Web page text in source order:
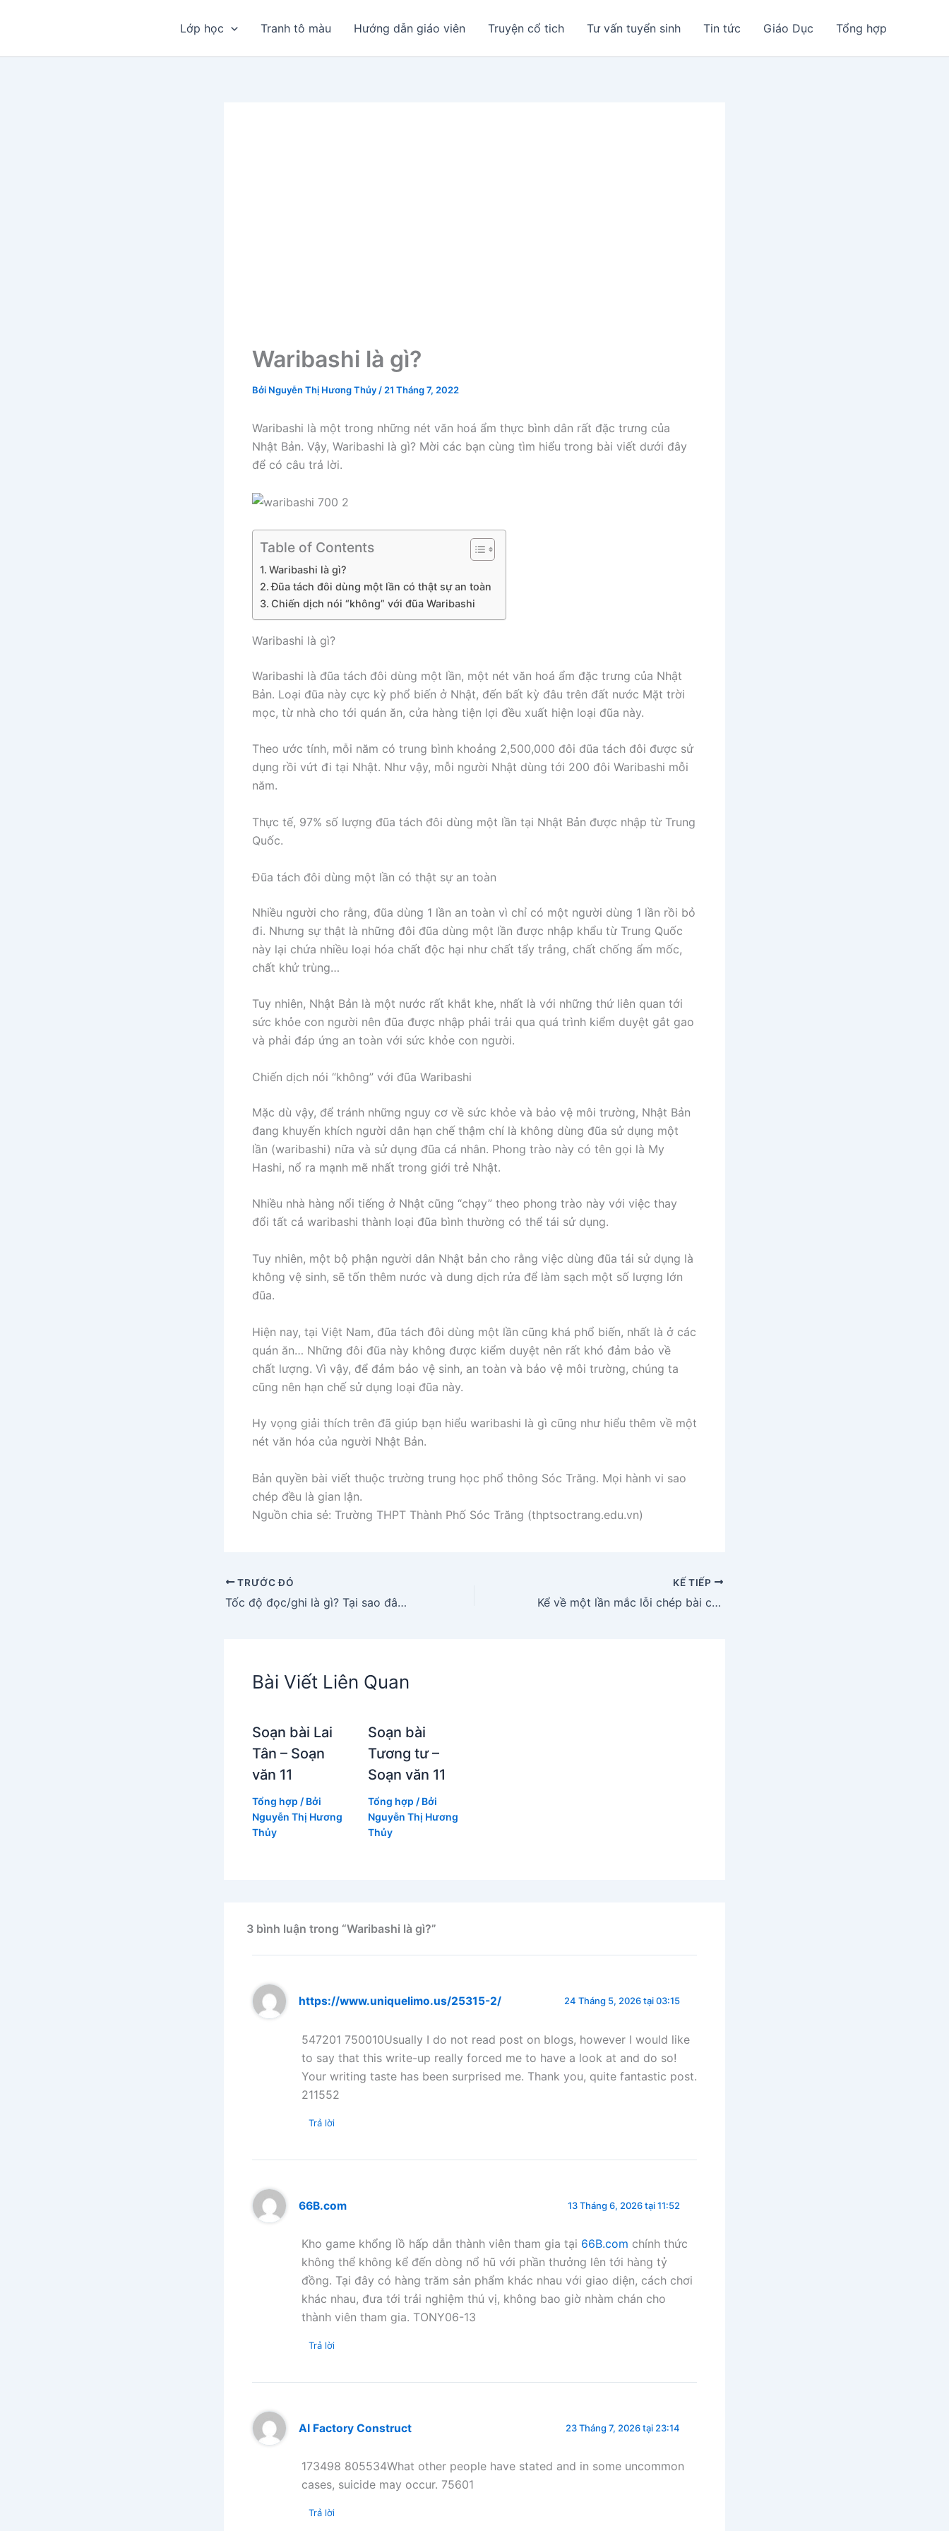
Lớp học Tranh tô màu Hướng dẫn giáo viên Truyện cổ tich Tư vấn tuyển sinh Tin tức Giáo Dục Tổng hợp
Waribashi là gì?
Bởi Nguyễn Thị Hương Thủy / 21 Tháng 7, 2022
Waribashi là một trong những nét văn hoá ẩm thực bình dân rất đặc trưng của
Nhật Bản. Vậy, Waribashi là gì? Mời các bạn cùng tìm hiểu trong bài viết dưới đây
để có câu trả lời.
Table of Contents
Waribashi là gì?
Đũa tách đôi dùng một lần có thật sự an toàn
Chiến dịch nói “không” với đũa Waribashi
Waribashi là gì?
Waribashi là đũa tách đôi dùng một lần, một nét văn hoá ẩm đặc trưng của Nhật
Bản. Loại đũa này cực kỳ phổ biến ở Nhật, đến bất kỳ đâu trên đất nước Mặt trời
mọc, từ nhà cho tới quán ăn, cửa hàng tiện lợi đều xuất hiện loại đũa này.
Theo ước tính, mỗi năm có trung bình khoảng 2,500,000 đôi đũa tách đôi được sử
dụng rồi vứt đi tại Nhật. Như vậy, mỗi người Nhật dùng tới 200 đôi Waribashi mỗi
năm.
Thực tế, 97% số lượng đũa tách đôi dùng một lần tại Nhật Bản được nhập từ Trung
Quốc.
Đũa tách đôi dùng một lần có thật sự an toàn
Nhiều người cho rằng, đũa dùng 1 lần an toàn vì chỉ có một người dùng 1 lần rồi bỏ
đi. Nhưng sự thật là những đôi đũa dùng một lần được nhập khẩu từ Trung Quốc
này lại chứa nhiều loại hóa chất độc hại như chất tẩy trắng, chất chống ẩm mốc,
chất khử trùng…
Tuy nhiên, Nhật Bản là một nước rất khắt khe, nhất là với những thứ liên quan tới
sức khỏe con người nên đũa được nhập phải trải qua quá trình kiểm duyệt gắt gao
và phải đáp ứng an toàn với sức khỏe con người.
Chiến dịch nói “không” với đũa Waribashi
Mặc dù vậy, để tránh những nguy cơ về sức khỏe và bảo vệ môi trường, Nhật Bản
đang khuyến khích người dân hạn chế thậm chí là không dùng đũa sử dụng một
lần (waribashi) nữa và sử dụng đũa cá nhân. Phong trào này có tên gọi là My
Hashi, nổ ra mạnh mẽ nhất trong giới trẻ Nhật.
Nhiều nhà hàng nổi tiếng ở Nhật cũng “chạy” theo phong trào này với việc thay
đổi tất cả waribashi thành loại đũa bình thường có thể tái sử dụng.
Tuy nhiên, một bộ phận người dân Nhật bản cho rằng việc dùng đũa tái sử dụng là
không vệ sinh, sẽ tốn thêm nước và dung dịch rửa để làm sạch một số lượng lớn
đũa.
Hiện nay, tại Việt Nam, đũa tách đôi dùng một lần cũng khá phổ biến, nhất là ở các
quán ăn… Những đôi đũa này không được kiểm duyệt nên rất khó đảm bảo về
chất lượng. Vì vậy, để đảm bảo vệ sinh, an toàn và bảo vệ môi trường, chúng ta
cũng nên hạn chế sử dụng loại đũa này.
Hy vọng giải thích trên đã giúp bạn hiểu waribashi là gì cũng như hiểu thêm về một
nét văn hóa của người Nhật Bản.
Bản quyền bài viết thuộc trường trung học phổ thông Sóc Trăng. Mọi hành vi sao
chép đều là gian lận.
Nguồn chia sẻ: Trường THPT Thành Phố Sóc Trăng (thptsoctrang.edu.vn)
TRƯỚC ĐÓ
Tốc độ đọc/ghi là gì? Tại sao đây là yếu tố quan trọng đối với thiết bị lưu trữ?
KẾ TIẾP
Kể về một lần mắc lỗi chép bài của bạn
Bài Viết Liên Quan
Soạn bài Lai
Tân – Soạn
văn 11
Tổng hợp / Bởi
Nguyễn Thị Hương
Thủy
Soạn bài
Tương tư –
Soạn văn 11
Tổng hợp / Bởi
Nguyễn Thị Hương
Thủy
3 bình luận trong “Waribashi là gì?”
https://www.uniquelimo.us/25315-2/ 24 Tháng 5, 2026 tại 03:15
547201 750010Usually I do not read post on blogs, however I would like
to say that this write-up really forced me to have a look at and do so!
Your writing taste has been surprised me. Thank you, quite fantastic post.
211552
Trả lời
66B.com 13 Tháng 6, 2026 tại 11:52
Kho game khổng lồ hấp dẫn thành viên tham gia tại 66B.com chính thức
không thể không kể đến dòng nổ hũ với phần thưởng lên tới hàng tỷ
đồng. Tại đây có hàng trăm sản phẩm khác nhau với giao diện, cách chơi
khác nhau, đưa tới trải nghiệm thú vị, không bao giờ nhàm chán cho
thành viên tham gia. TONY06-13
Trả lời
AI Factory Construct 23 Tháng 7, 2026 tại 23:14
173498 805534What other people have stated and in some uncommon
cases, suicide may occur. 75601
Trả lời